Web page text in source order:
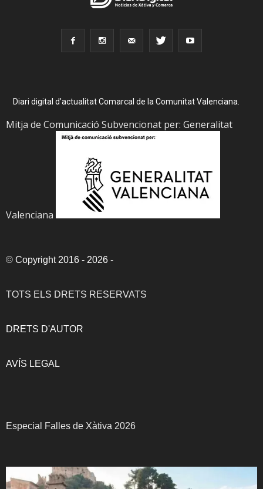
Diari digital d’actualitat Comarcal de la Comunitat Valenciana.
Mitja de Comunicació Subvencionat per: Generalitat
Valenciana
© Copyright 2016 - 2026 -
TOTS ELS DRETS RESERVATS
DRETS D'AUTOR
AVÍS LEGAL
Especial Falles de Xàtiva 2026